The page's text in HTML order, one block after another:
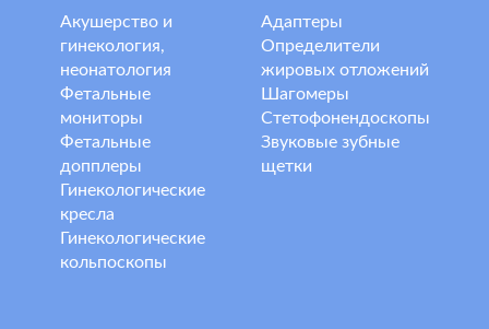
Акушерство и
гинекология,
неонатология
Фетальные
мониторы
Фетальные
допплеры
Гинекологические
кресла
Гинекологические
кольпоскопы
Адаптеры
Определители
жировых отложений
Шагомеры
Стетофонендоскопы
Звуковые зубные
щетки